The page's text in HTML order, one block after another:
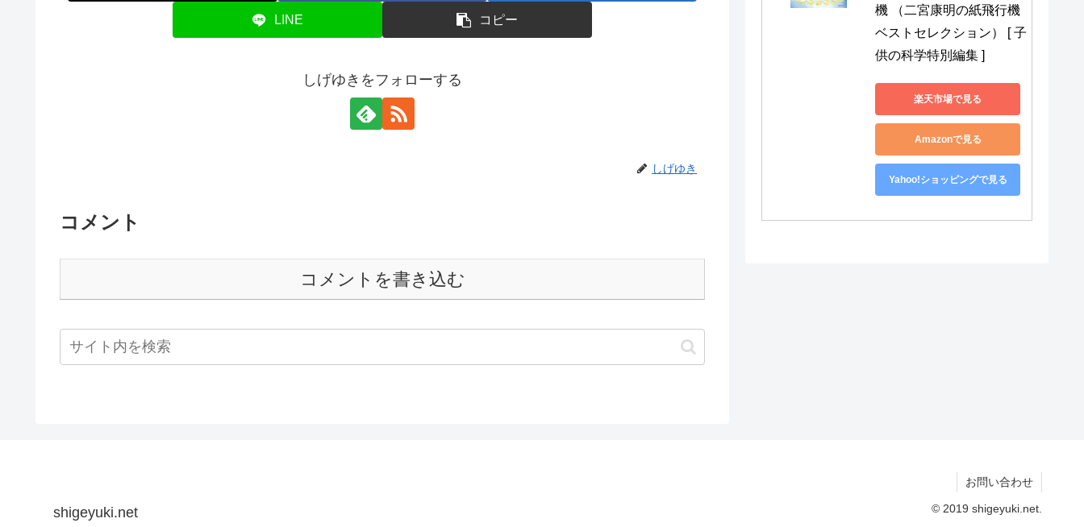
LINE コピー
しげゆきをフォローする
しげゆき
コメント
コメントを書き込む
機 （二宮康明の紙飛行機
ベストセレクション） [ 子
供の科学特別編集 ]
楽天市場で見る
Amazonで見る
Yahoo!ショッピングで見る
shigeyuki.net
お問い合わせ
© 2019 shigeyuki.net.